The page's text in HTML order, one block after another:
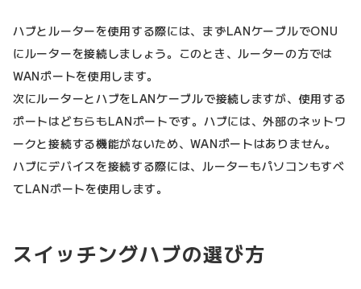
ハブとルーターを使用する際には、まずLANケーブルでONU
にルーターを接続しましょう。このとき、ルーターの方では
WANポートを使用します。
次にルーターとハブをLANケーブルで接続しますが、使用する
ポートはどちらもLANポートです。ハブには、外部のネットワ
ークと接続する機能がないため、WANポートはありません。
ハブにデバイスを接続する際には、ルーターもパソコンもすべ
てLANポートを使用します。
スイッチングハブの選び方